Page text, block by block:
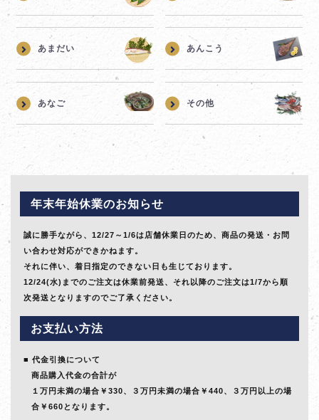
あまだい あんこう
あなご その他
年末年始休業のお知らせ
誠に勝手ながら、12/27～1/6は店舗休業日のため、商品の発送・お問
い合わせ対応ができかねます。
それに伴い、着日指定のできない日も生じております。
12/24(水)までのご注文は休業前発送、それ以降のご注文は1/7から順
次発送となりますのでご了承ください。
お支払い方法
代金引換について
商品購入代金の合計が
１万円未満の場合￥330、３万円未満の場合￥440、３万円以上の場
合￥660となります。